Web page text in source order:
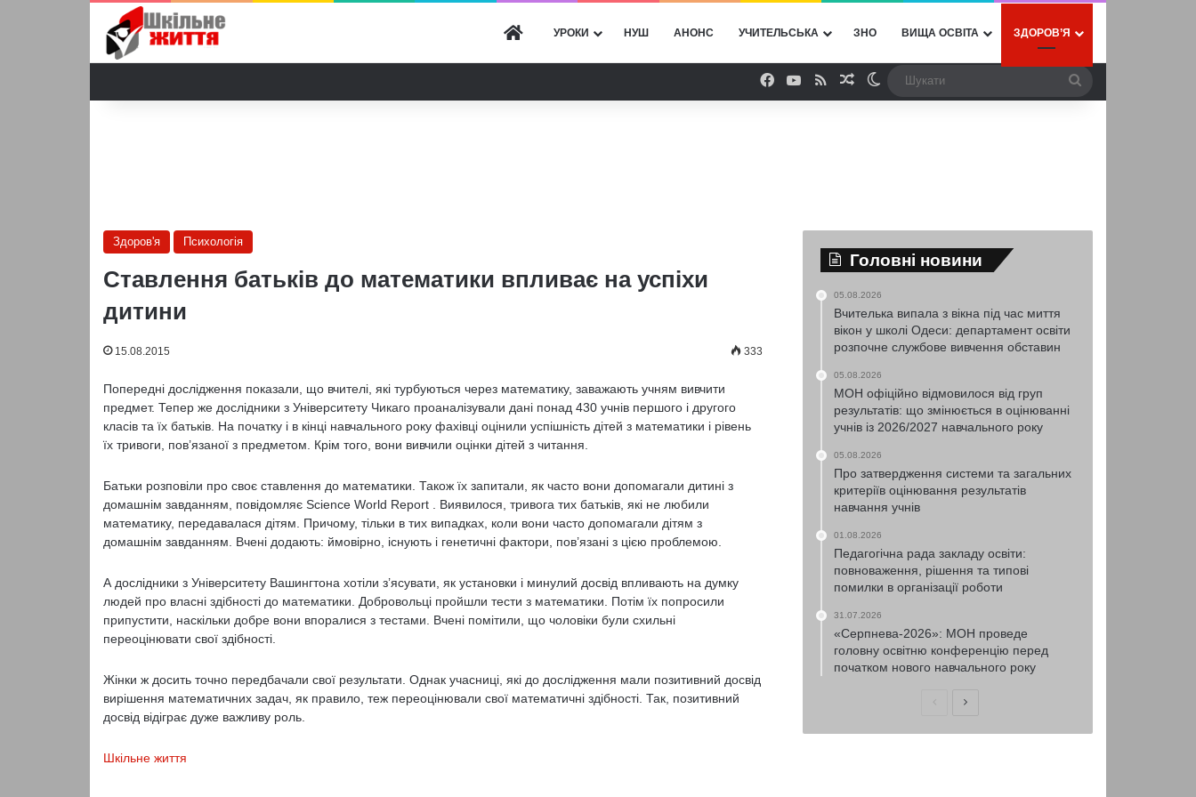
ГОЛОВНА
УРОКИ НУШ АНОНС УЧИТЕЛЬСЬКА ЗНО ВИЩА ОСВІТА ЗДОРОВ’Я
Facebook
YouTube
RSSВипадкова стаття
Switch skin
Здоров'я Психологія
Ставлення батьків до математики впливає на успіхи
дитини
15.08.2015 333
Попередні дослідження показали, що вчителі, які турбуються через математику, заважають учням вивчити
предмет. Тепер же дослідники з Університету Чикаго проаналізували дані понад 430 учнів першого і другого
класів та їх батьків. На початку і в кінці навчального року фахівці оцінили успішність дітей з математики і рівень
їх тривоги, пов’язаної з предметом. Крім того, вони вивчили оцінки дітей з читання.
Батьки розповіли про своє ставлення до математики. Також їх запитали, як часто вони допомагали дитині з
домашнім завданням, повідомляє Science World Report . Виявилося, тривога тих батьків, які не любили
математику, передавалася дітям. Причому, тільки в тих випадках, коли вони часто допомагали дітям з
домашнім завданням. Вчені додають: ймовірно, існують і генетичні фактори, пов’язані з цією проблемою.
А дослідники з Університету Вашингтона хотіли з’ясувати, як установки і минулий досвід впливають на думку
людей про власні здібності до математики. Добровольці пройшли тести з математики. Потім їх попросили
припустити, наскільки добре вони впоралися з тестами. Вчені помітили, що чоловіки були схильні
переоцінювати свої здібності.
Жінки ж досить точно передбачали свої результати. Однак учасниці, які до дослідження мали позитивний досвід
вирішення математичних задач, як правило, теж переоцінювали свої математичні здібності. Так, позитивний
досвід відіграє дуже важливу роль.
Шкільне життя
Головні новини
05.08.2026
Вчителька випала з вікна під час миття
вікон у школі Одеси: департамент освіти
розпочне службове вивчення обставин
05.08.2026
МОН офіційно відмовилося від груп
результатів: що змінюється в оцінюванні
учнів із 2026/2027 навчального року
05.08.2026
Про затвердження системи та загальних
критеріїв оцінювання результатів
навчання учнів
01.08.2026
Педагогічна рада закладу освіти:
повноваження, рішення та типові
помилки в організації роботи
31.07.2026
«Серпнева-2026»: МОН проведе
головну освітню конференцію перед
початком нового навчального року
ПопередняНаступна